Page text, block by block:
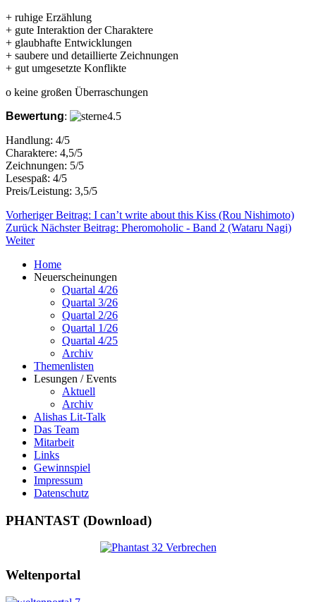
+ ruhige Erzählung
+ gute Interaktion der Charaktere
+ glaubhafte Entwicklungen
+ saubere und detaillierte Zeichnungen
+ gut umgesetzte Konflikte
o keine großen Überraschungen
Bewertung:
Handlung: 4/5
Charaktere: 4,5/5
Zeichnungen: 5/5
Lesespaß: 4/5
Preis/Leistung: 3,5/5
Vorheriger Beitrag: I can’t write about this Kiss (Rou Nishimoto)
Zurück Nächster Beitrag: Pheromoholic - Band 2 (Wataru Nagi)
Weiter
Home
Neuerscheinungen
Quartal 4/26
Quartal 3/26
Quartal 2/26
Quartal 1/26
Quartal 4/25
Archiv
Themenlisten
Lesungen / Events
Aktuell
Archiv
Alishas Lit-Talk
Das Team
Mitarbeit
Links
Gewinnspiel
Impressum
Datenschutz
PHANTAST (Download)
Weltenportal